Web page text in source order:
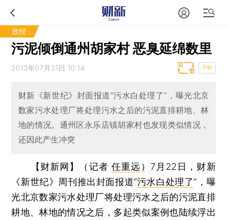
政经
污泥倾倒通州胡家村 恶臭延绵数里
2013年07月31日 10:14 T中
财新《新世纪》封面报道“污水白处理了”，曝光北京
数家污水处理厂将处理污水之后的污泥直排耕地、林
地的情况。通州区永乐店镇胡家村也发现类似情况，
还因此产生冲突
【财新网】（记者任重远 ） 7月22日，财新
《新世纪》周刊推出封面报道“污水白处理了”，曝
光北京数家污水处理厂将处理污水之后的污泥直排
耕地、林地的情况之后，多起类似案例也陆续浮出